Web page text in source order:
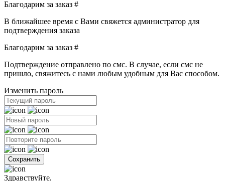
Благодарим за заказ #
В ближайшее время с Вами свяжется администратор для
подтверждения заказа
Благодарим за заказ #
Подтверждение отправлено по смс. В случае, если смс не
пришло, свяжитесь с нами любым удобным для Вас способом.
Изменить пароль
Здравствуйте,